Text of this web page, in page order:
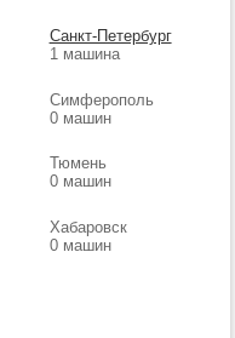
Санкт-Петербург
1 машина
Симферополь
0 машин
Тюмень
0 машин
Хабаровск
0 машин